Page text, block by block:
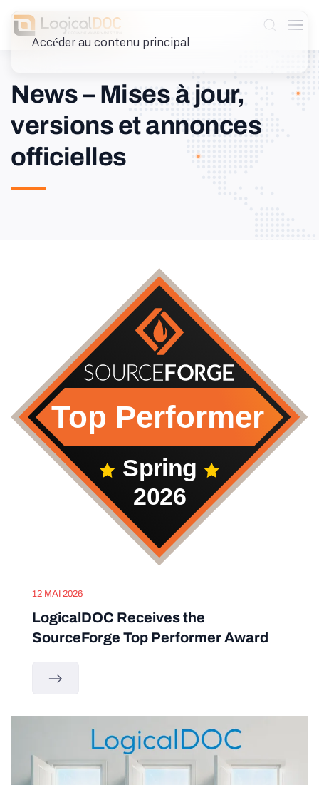
Accéder au contenu principal
News – Mises à jour,
versions et annonces
officielles
12 MAI 2026
LogicalDOC Receives the
SourceForge Top Performer Award